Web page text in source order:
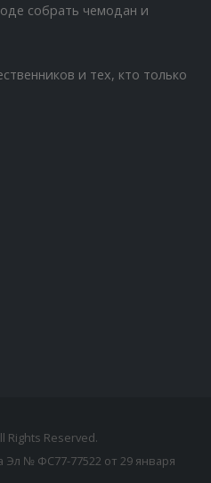
собрать чемодан и
и тех, кто только
Rights Reserved.
Эл № ФС77-77522 от 29 января